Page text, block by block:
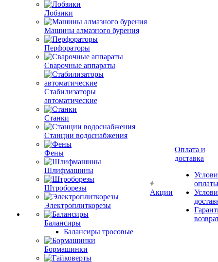
Лобзики
Машины алмазного бурения
Перфораторы
Сварочные аппараты
Стабилизаторы
автоматические
Станки
Станции водоснабжения
Фены
Шлифмашины
Штроборезы
Электроплиткорезы
Балансиры
Балансиры тросовые
Бормашинки
Акции
Оплата и
доставка
оплаты